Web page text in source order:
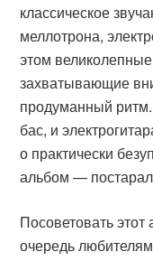
классическое
меллотрона,
этом
захватывающие
продуманный
бас, и
о практически
альбом —
Посоветовать
очередь